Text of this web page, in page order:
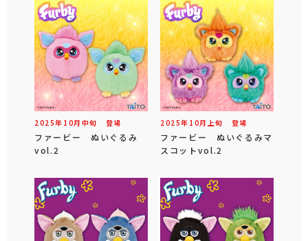
2025年 10月 中旬 登場
ファービー ぬいぐるみ
vol.2
2025年 10月 上旬 登場
ファービー ぬいぐるみマ
スコットvol.2